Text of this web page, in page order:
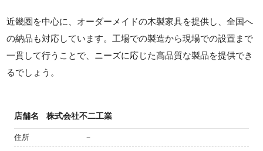
近畿圏を中心に、オーダーメイドの木製家具を提供し、全国へ
の納品も対応しています。工場での製造から現場での設置まで
一貫して行うことで、ニーズに応じた高品質な製品を提供でき
るでしょう。
店舗名 株式会社不二工業
住所 －